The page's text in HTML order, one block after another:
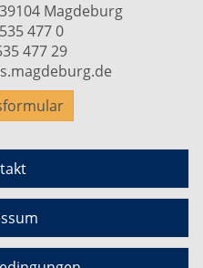
Magdeburg
477 0
477 29